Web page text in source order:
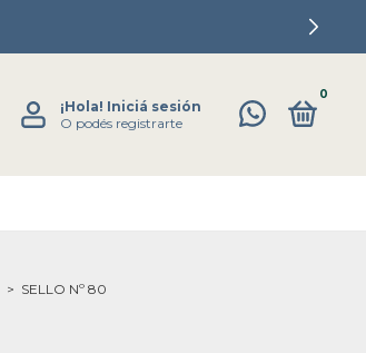
¡Hola! Iniciá sesión
O podés registrarte
0
> SELLO Nº 80